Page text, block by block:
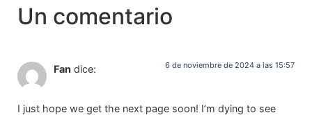
Un comentario
Fan dice: 6 de noviembre de 2024 a las 15:57
I just hope we get the next page soon! I’m dying to see